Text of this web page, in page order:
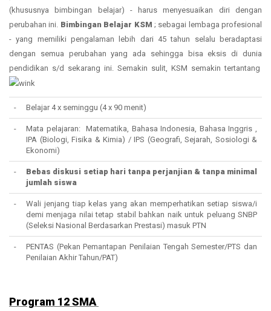
(khususnya bimbingan belajar) - harus menyesuaikan diri dengan
perubahan ini. Bimbingan Belajar KSM ; sebagai lembaga profesional
- yang memiliki pengalaman lebih dari 45 tahun selalu beradaptasi
dengan semua perubahan yang ada sehingga bisa eksis di dunia
pendidikan s/d sekarang ini. Semakin sulit, KSM semakin tertantang
- Belajar 4 x seminggu (4 x 90 menit)
-
Mata pelajaran: Matematika, Bahasa Indonesia, Bahasa Inggris ,
IPA (Biologi, Fisika & Kimia) / IPS (Geografi, Sejarah, Sosiologi &
Ekonomi)
-
Bebas diskusi setiap hari tanpa perjanjian & tanpa minimal
jumlah siswa
-
Wali jenjang tiap kelas yang akan memperhatikan setiap siswa/i
demi menjaga nilai tetap stabil bahkan naik untuk peluang SNBP
(Seleksi Nasional Berdasarkan Prestasi) masuk PTN
-
PENTAS (Pekan Pemantapan Penilaian Tengah Semester/PTS dan
Penilaian Akhir Tahun/PAT)
Program 12 SMA